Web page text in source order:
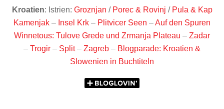
Kroatien: Istrien: Groznjan / Porec & Rovinj / Pula & Kap
Kamenjak – Insel Krk – Plitvicer Seen –Auf den Spuren
Winnetous: Tulove Grede und Zrmanja Plateau – Zadar
– Trogir – Split– Zagreb – Blogparade: Kroatien &
Slowenien in Buchtiteln